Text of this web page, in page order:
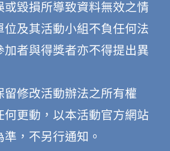
或毀損所導致資料無效之情
位及其活動小組不負任何法
加者與得獎者亦不得提出異
留修改活動辦法之所有權
何更動，以本活動官方網站
，不另行通知。